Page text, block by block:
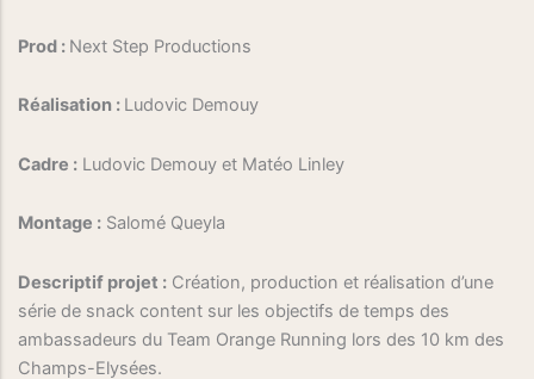
Prod : Next Step Productions
Réalisation : Ludovic Demouy
Cadre : Ludovic Demouy et Matéo Linley
Montage : Salomé Queyla
Descriptif projet : Création, production et réalisation d’une
série de snack content sur les objectifs de temps des
ambassadeurs du Team Orange Running lors des 10 km des
Champs-Elysées.